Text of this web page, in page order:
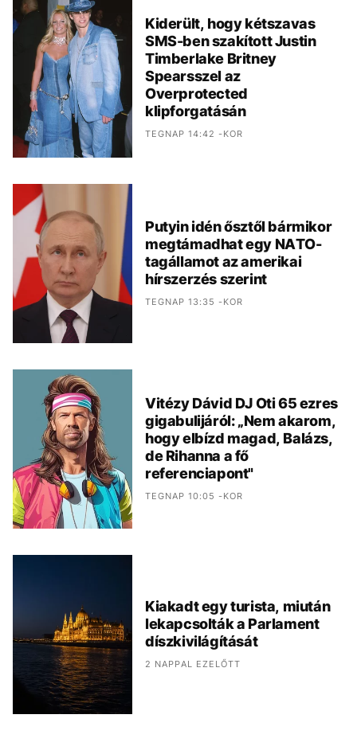
Kiderült, hogy kétszavas
SMS-ben szakított Justin
Timberlake Britney
Spearsszel az
Overprotected
klipforgatásán
TEGNAP 14:42 -KOR
Putyin idén ősztől bármikor
megtámadhat egy NATO-
tagállamot az amerikai
hírszerzés szerint
TEGNAP 13:35 -KOR
Vitézy Dávid DJ Oti 65 ezres
gigabulijáról: „Nem akarom,
hogy elbízd magad, Balázs,
de Rihanna a fő
referenciapont"
TEGNAP 10:05 -KOR
Kiakadt egy turista, miután
lekapcsolták a Parlament
díszkivilágítását
2 NAPPAL EZELŐTT